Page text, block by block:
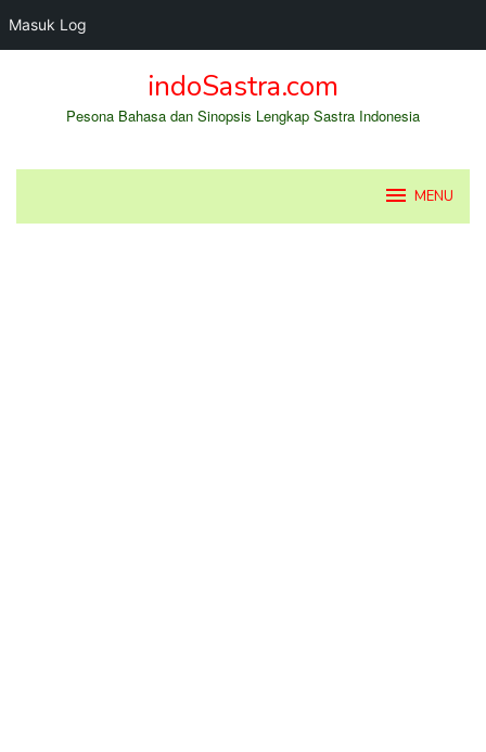
Masuk Log
indoSastra.com
Pesona Bahasa dan Sinopsis Lengkap Sastra Indonesia
MENU